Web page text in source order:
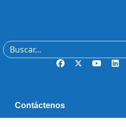
Buscar
Contáctenos